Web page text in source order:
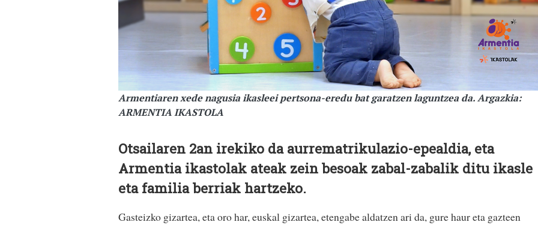
Armentiaren xede nagusia ikasleei pertsona-eredu bat garatzen laguntzea da. Argazkia:
ARMENTIA IKASTOLA
Otsailaren 2an irekiko da aurrematrikulazio-epealdia, eta
Armentia ikastolak ateak zein besoak zabal-zabalik ditu ikasle
eta familia berriak hartzeko.
Gasteizko gizartea, eta oro har, euskal gizartea, etengabe aldatzen ari da, gure haur eta gazteen